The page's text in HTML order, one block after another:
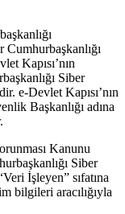
Kapısı’nın
Siber
e-Devlet Kapısı’nın
Başkanlığı adına
Kanunu
Siber
İşleyen” sıfatına
bilgileri aracılığıyla